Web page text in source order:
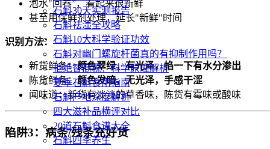
石斛30天实测报告
石斛祛湿全攻略
石斛10大科学验证功效
石斛对幽门螺旋杆菌真的有抑制作用吗？
拒绝智商税：科学原理解析
夏季石斛食用指南
石斛产地深度解析
四大滋补品横评对比
20道石斛食谱大全
石斛四季养生
泡水"回春”，看起来很新鲜
甚至用保鲜剂处理，延长"新鲜"时间
识别方法：
新货鲜条：颜色翠绿，有光泽，掐一下有水分渗出
陈货鲜条：颜色发暗，无光泽，手感干涩
闻味道：新货有淡淡的草香味，陈货有霉味或酸味
陷阱3：病条/残条充好货